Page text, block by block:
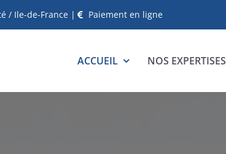
/ Ile-de-France | Paiement en ligne
ACCUEIL NOS EXPERTISES